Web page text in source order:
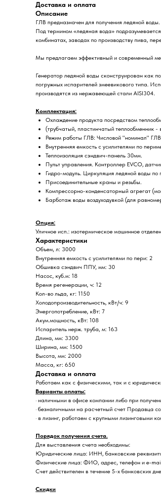
Доставка и оплата
Описание
ГЛВ предназначен для получения ледяной воды.
Под термином «ледяная вода»
комбинатах, заводах по производству пива,
Мы предлагаем эффективный и современный
Генератор ледяной воды сконструирован как
погружных испарителей змеевикового типа.
производятся из нержавеющей стали AISI304.
Комплектация:
Охлаждение продукта посредством
(трубчатый, пластинчатый теплообменник -
Режим работы ГЛВ: Числовой "номинал"
Внутренняя емкость с усилителями по
Теплоизоляция сэндвич-панель 30мм.
Пульт управления. Контроллер EVCO,
Гидро-модуль. Циркуляция ледяной воды
Присоединительные краны и резьбы.
Компрессорно-конденсаторный агрегат
Барботаж воды воздуходувкой (для
Опция:
Уличное исп.: изотермическое машинное
Характеристики
Объем, л: 3000
Внутренняя емкость с усилителями по пери: 2
Обшивка сэндвич ППУ, мм: 30
Насос, куб.м: 18
Время регенерации, ч: 12
Кол-во льда, кг: 1150
Холодопроизводительность, кВт/ч: 9
Энергопотребление, кВт: 7
Акум.мощность, кВт: 108
Испаритель нерж. труба, м: 163
Длина, мм: 3300
Ширина, мм: 1500
Высота, мм: 2000
Масса, кг: 650
Доставка и оплата
Работаем как с физическими, так и с
Варианты оплаты:
· наличными в офисе компании либо при
· безналичными на расчетный счет Продавца
· в лизинг, работаем с крупными лизинговыми
Порядок получения счета.
Для выставления счета необходимы:
Юридические лица: ИНН, банковские
Физические лица: ФИО, адрес, телефон и e-
Счет действителен в течение 5-х банковских
Скидки